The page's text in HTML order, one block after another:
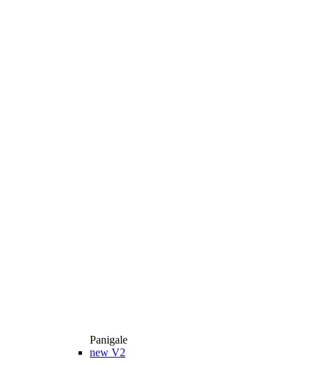
Panigale
new V2